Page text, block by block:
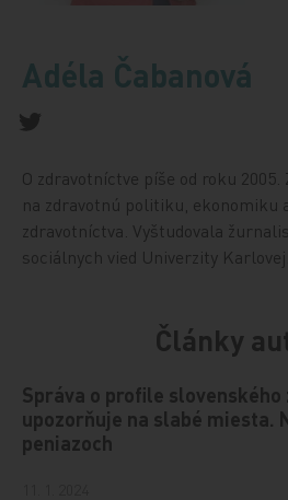
Adéla Čabanová
O zdravotníctve píše od roku 2005.
na zdravotnú politiku, ekonomiku
zdravotníctva. Vyštudovala
sociálnych vied Univerzity Karlovej.
Články
Správa o profile
upozorňuje na slabé miesta.
peniazoch